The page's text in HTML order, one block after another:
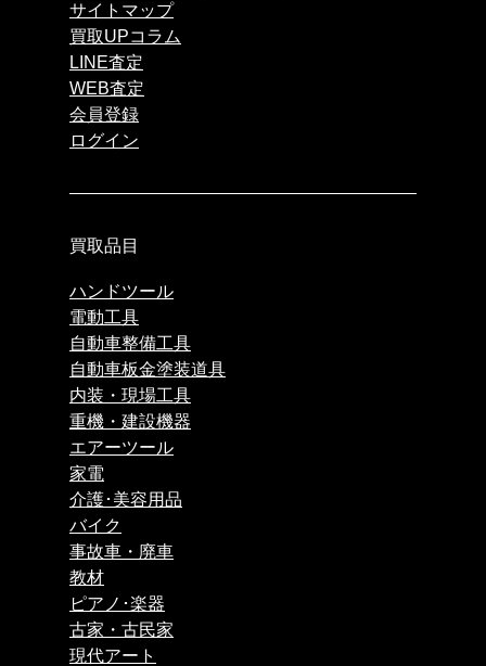
サイトマップ
買取UPコラム
LINE査定
WEB査定
会員登録
ログイン
買取品目
ハンドツール
電動工具
自動車整備工具
自動車板金塗装道具
内装・現場工具
重機・建設機器
エアーツール
家電
介護･美容用品
バイク
事故車・廃車
教材
ピアノ･楽器
古家・古民家
現代アート